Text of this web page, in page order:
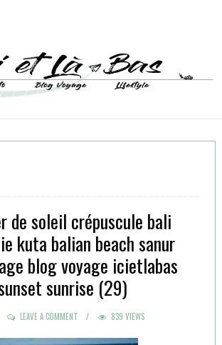
de soleil crépuscule bali
kuta balian beach sanur
blog voyage icietlabas
sunrise (29)
LEAVE A COMMENT 839 VIEWS